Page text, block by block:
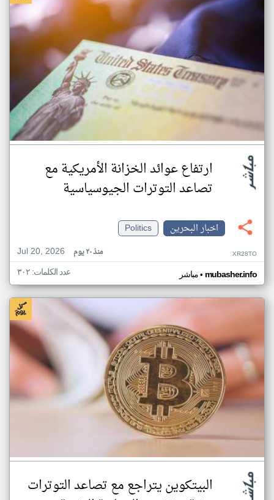
ارتفاع عوائد الخزانة الأمريكية مع
تصاعد التوترات الجيوسياسية
اخبار البحرين
Politics
Jul 20, 2026
منذ ٢٠ يوم XR28TO
مباشر• mubasher.info عدد الكلمات: ٣٠٢
البيتكوين يتراجع مع تصاعد التوترات